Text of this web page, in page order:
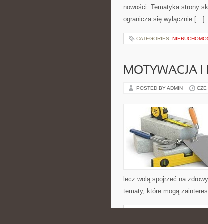
nowości. Tematyka strony
ogranicza się wyłącznie […]
CATEGORIES:
MOTYWACJA
POSTED BY ADMIN CZE
lecz wolą spojrzeć na
tematy, które mogą